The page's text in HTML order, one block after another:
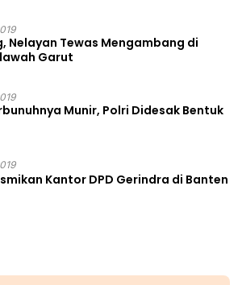
Nelayan Tewas Mengambang di
Garut
Munir, Polri Didesak Bentuk
Kantor DPD Gerindra di Banten